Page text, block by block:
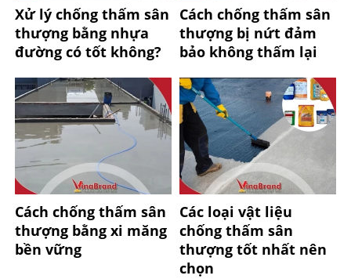
Xử lý chống thấm sân
thượng bằng nhựa
đường có tốt không?
Cách chống thấm sân
thượng bị nứt đảm
bảo không thấm lại
Cách chống thấm sân
thượng bằng xi măng
bền vững
Các loại vật liệu
chống thấm sân
thượng tốt nhất nên
chọn